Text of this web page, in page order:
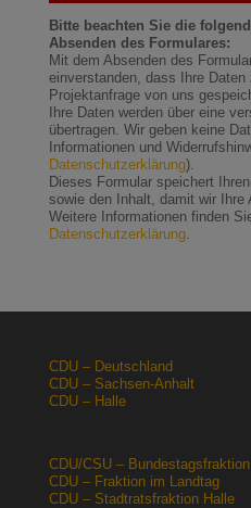
Bitte beachten Sie die
Absenden des Formulares:
Mit dem Absenden des
einverstanden, dass Ihre Daten
Projektanfrage von uns
Ihre Daten werden über eine
übertragen. Wir geben keine
Informationen und
Datenschutzerklärung).
Dieses Formular speichert
sowie den Inhalt, damit wir Ihre
Weitere Informationen finden
Datenschutzerklärung.
CDU – Deutschland
CDU – Sachsen-Anhalt
CDU – Halle
CDU/CSU – Bundestagsfraktion
CDU – Fraktion im Landtag
CDU – Stadtratsfraktion Halle